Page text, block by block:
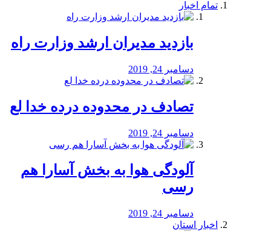
تمام اخبار
بازدید مدیران ارشد وزارت راه
دسامبر 24, 2019
تصادف در محدوده درده خدا لع
دسامبر 24, 2019
آلودگی هوا به بخش آسارا هم
رسی
دسامبر 24, 2019
اخبار استان